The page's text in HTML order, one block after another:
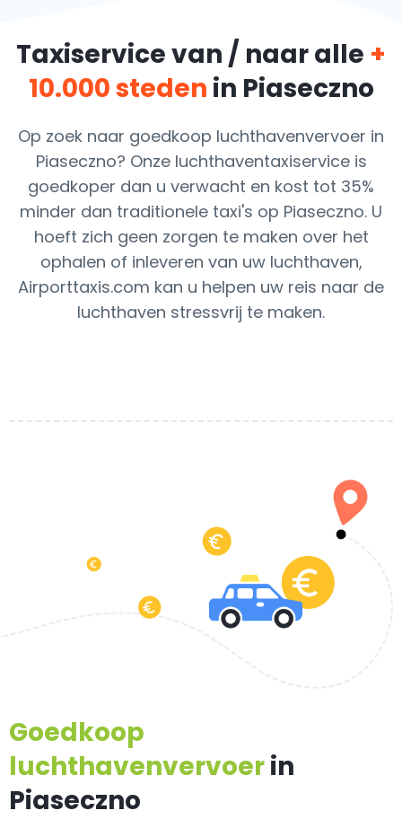
Taxiservice van / naar alle +
10.000 steden in Piaseczno
Op zoek naar goedkoop luchthavenvervoer in
Piaseczno? Onze luchthaventaxiservice is
goedkoper dan u verwacht en kost tot 35%
minder dan traditionele taxi's op Piaseczno. U
hoeft zich geen zorgen te maken over het
ophalen of inleveren van uw luchthaven,
Airporttaxis.com kan u helpen uw reis naar de
luchthaven stressvrij te maken.
Goedkoop
luchthavenvervoerin
Piaseczno